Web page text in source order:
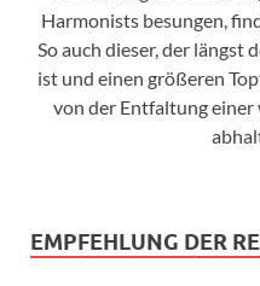
Harmonists besungen,
So auch dieser, der längst
ist und einen größeren
von der Entfaltung
EMPFEHLUNG DER